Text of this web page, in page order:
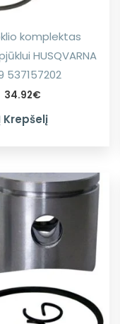
komplektas
HUSQVARNA
537157202
34.92€
Krepšelį